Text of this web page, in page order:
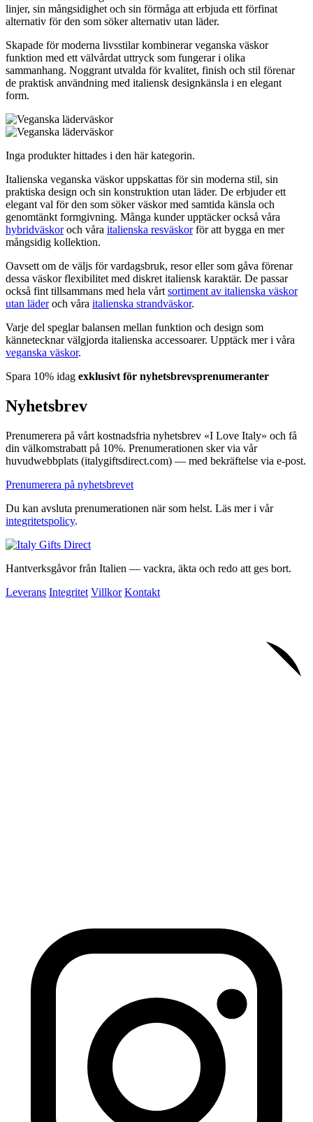
linjer, sin mångsidighet och sin förmåga att erbjuda ett förfinat
alternativ för den som söker alternativ utan läder.
Skapade för moderna livsstilar kombinerar veganska väskor
funktion med ett välvårdat uttryck som fungerar i olika
sammanhang. Noggrant utvalda för kvalitet, finish och stil förenar
de praktisk användning med italiensk designkänsla i en elegant
form.
Inga produkter hittades i den här kategorin.
Italienska veganska väskor uppskattas för sin moderna stil, sin
praktiska design och sin konstruktion utan läder. De erbjuder ett
elegant val för den som söker väskor med samtida känsla och
genomtänkt formgivning. Många kunder upptäcker också våra
hybridväskoroch våra italienska resväskorför att bygga en mer
mångsidig kollektion.
Oavsett om de väljs för vardagsbruk, resor eller som gåva förenar
dessa väskor flexibilitet med diskret italiensk karaktär. De passar
också fint tillsammans med hela vårtsortiment av italienska väskor
utan läderoch våra italienska strandväskor.
Varje del speglar balansen mellan funktion och design som
kännetecknar välgjorda italienska accessoarer. Upptäck mer i våra
veganska väskor.
Spara 10% idag exklusivt för nyhetsbrevsprenumeranter
Nyhetsbrev
Prenumerera på vårt kostnadsfria nyhetsbrev «I Love Italy» och få
din välkomstrabatt på 10%. Prenumerationen sker via vår
huvudwebbplats (italygiftsdirect.com) — med bekräftelse via e-post.
Prenumerera på nyhetsbrevet
Du kan avsluta prenumerationen när som helst. Läs mer i vår
integritetspolicy.
Hantverksgåvor från Italien — vackra, äkta och redo att ges bort.
Leverans Integritet Villkor Kontakt